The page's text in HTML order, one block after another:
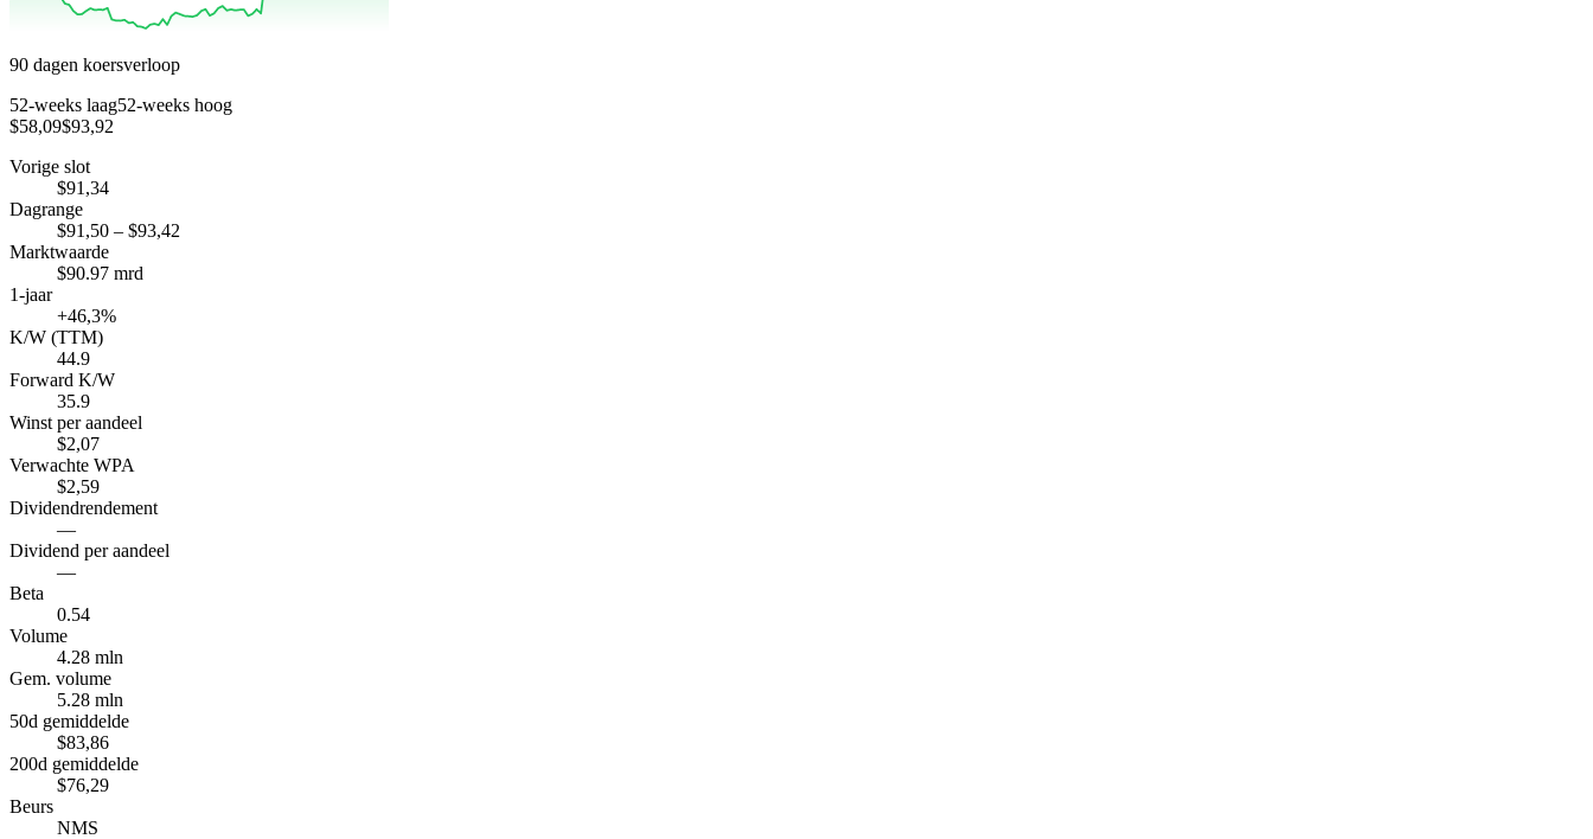
90 dagen koersverloop
52-weeks laag52-weeks hoog
$58,09$93,92
Vorige slot
$91,34
Dagrange
$91,50 – $93,42
Marktwaarde
$90.97 mrd
1-jaar
+46,3%
K/W (TTM)
44.9
Forward K/W
35.9
Winst per aandeel
$2,07
Verwachte WPA
$2,59
Dividendrendement
—
Dividend per aandeel
—
Beta
0.54
Volume
4.28 mln
Gem. volume
5.28 mln
50d gemiddelde
$83,86
200d gemiddelde
$76,29
Beurs
NMS